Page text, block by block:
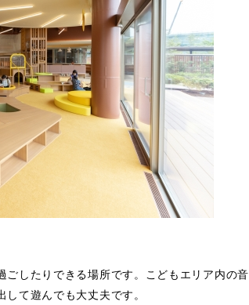
したりできる場所です。こどもエリア内の音
て遊んでも大丈夫です。